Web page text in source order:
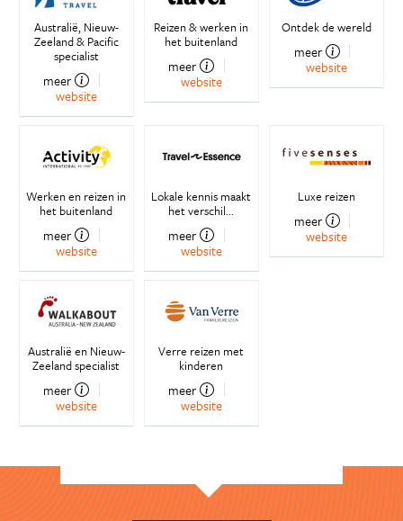
Australië, Nieuw-
Zeeland & Pacific
specialist
meer
website
Reizen & werken in
het buitenland
meer
website
Ontdek de wereld
meer
website
Werken en reizen in
het buitenland
meer
website
Lokale kennis maakt
het verschil...
meer
website
Luxe reizen
meer
website
Australië en Nieuw-
Zeeland specialist
meer
website
Verre reizen met
kinderen
meer
website